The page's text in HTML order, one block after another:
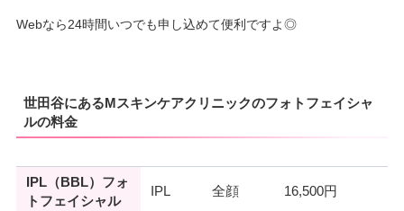
Webなら24時間いつでも申し込めて便利ですよ◎
世田谷にあるMスキンケアクリニックのフォトフェイシャ
ルの料金
IPL（BBL）フォ
トフェイシャル
IPL 全顔 16,500円